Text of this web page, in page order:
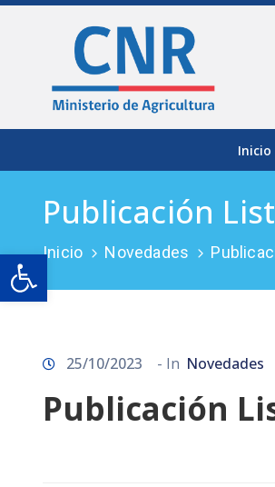
Open toolbar
Inicio
Publicación
Inicio Novedades
25/10/2023 - In Novedades
Publicación